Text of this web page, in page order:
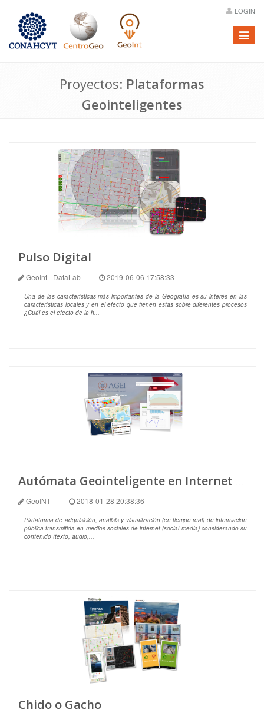
LOGIN
Menú
Proyectos: Plataformas
Geointeligentes
Pulso Digital
GeoInt - DataLab | 2019-06-06 17:58:33
Una de las características más importantes de la Geografía es su interés en las
características locales y en el efecto que tienen estas sobre diferentes procesos
¿Cuál es el efecto de la h...
Autómata Geointeligente en Internet (AGEI)
GeoINT | 2018-01-28 20:38:36
Plataforma de adquisición, análisis y visualización (en tiempo real) de información
pública transmitida en medios sociales de internet (social media) considerando su
contenido (texto, audio,...
Chido o Gacho